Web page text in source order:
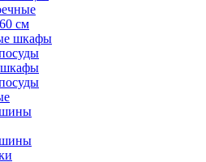
см
шкафы